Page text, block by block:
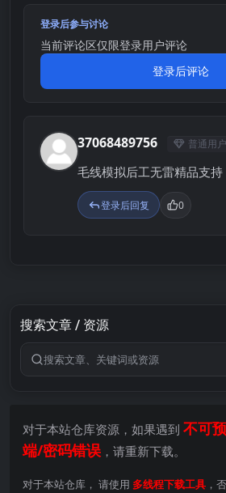
登录后参与讨论
当前评论区仅限登录用户评论
登录后评论
3 37068489756 普通用户
毛线模拟后工无雷精品支持
登录后回复 0
搜索文章 / 资源
搜索关键词
对于本站仓库资源，如果遇到 不可
端/密码错误 ，请重新下载。
对于本站仓库， 请使用 多线程下载工具 ，